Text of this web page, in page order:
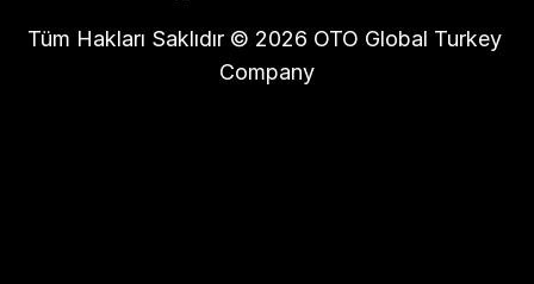
Tüm Hakları Saklıdır © 2026 OTO Global Turkey
Company